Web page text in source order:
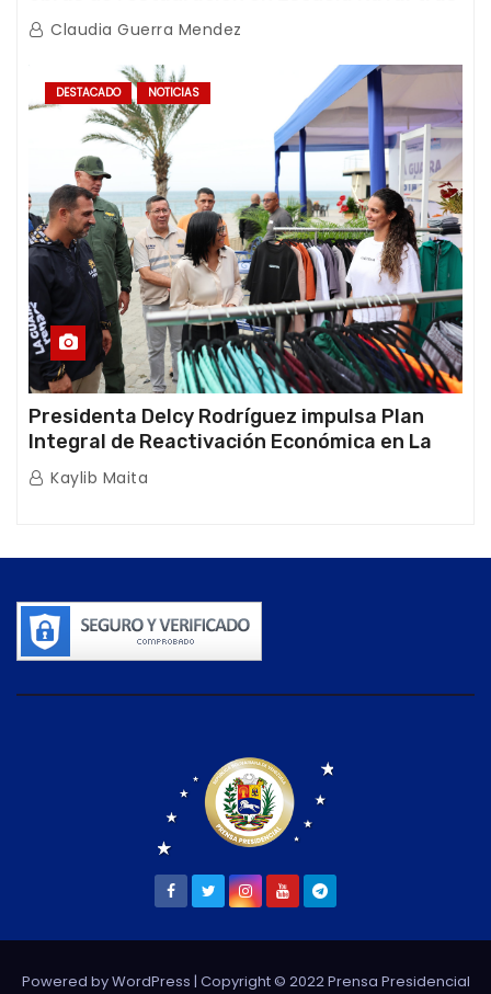
afectaciones sísmicas en La Guaira
Claudia Guerra Mendez
DESTACADO NOTICIAS
Presidenta Delcy Rodríguez impulsa Plan
Integral de Reactivación Económica en La
Guaira
Kaylib Maita
Powered by WordPress | Copyright © 2022 Prensa Presidencial